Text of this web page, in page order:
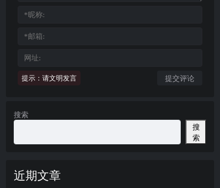
提示：请文明发言
搜索
搜
索
近期文章